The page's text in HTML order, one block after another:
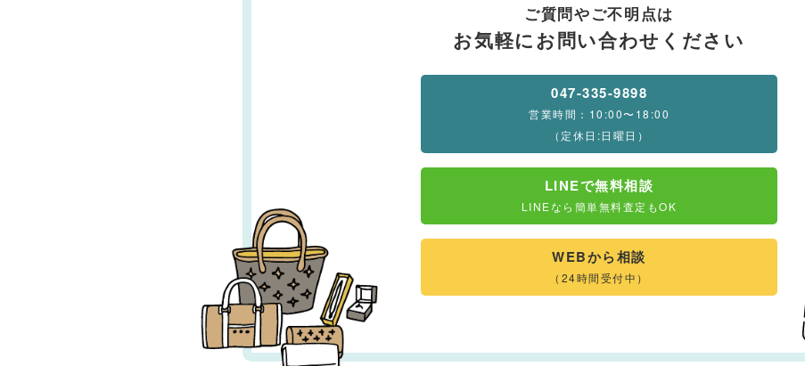
ご質問やご不明点は
お気軽にお問い合わせください
047-335-9898
営業時間：10:00〜18:00
（定休日:日曜日）
LINEで無料相談
LINEなら簡単無料査定もOK
WEBから相談
（24時間受付中）